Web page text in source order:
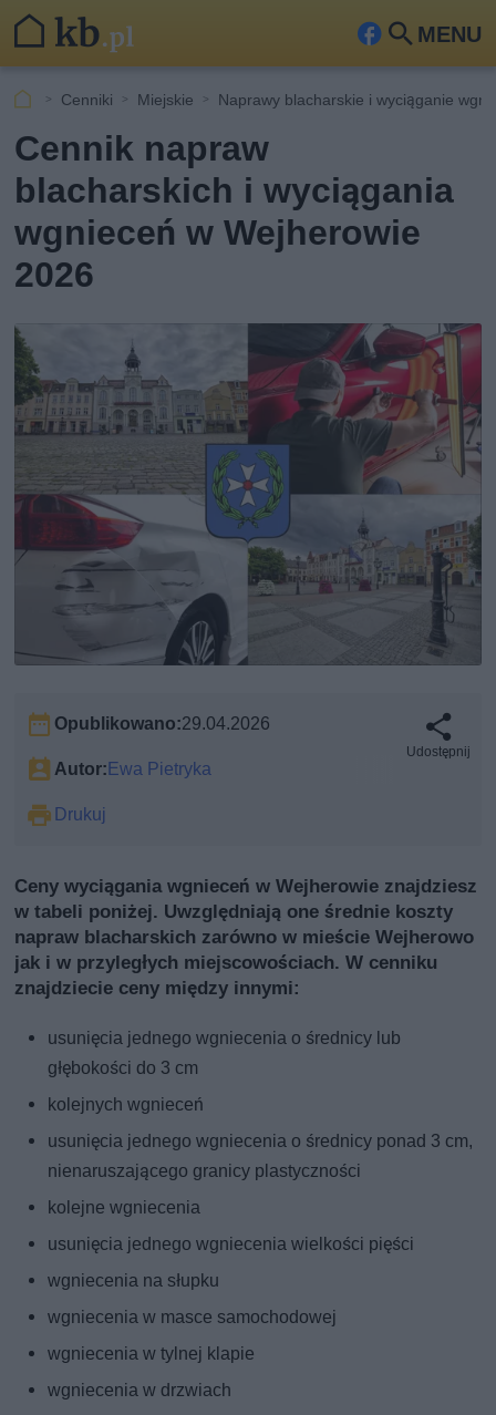
MENU
Fa
ook
Szu
kaj
Cenniki Miejskie Naprawy blacharskie i wyciąganie
Cennik napraw
blacharskich i wyciągania
wgnieceń w Wejherowie
2026
Opublikowano:29.04.2026
Autor: Ewa Pietryka
Drukuj
Udostępnij
Ceny wyciągania wgnieceń w Wejherowie znajdziesz
w tabeli poniżej. Uwzględniają one średnie koszty
napraw blacharskich zarówno w mieście Wejherowo
jak i w przyległych miejscowościach. W cenniku
znajdziecie ceny między innymi:
usunięcia jednego wgniecenia o średnicy lub
głębokości do 3 cm
kolejnych wgnieceń
usunięcia jednego wgniecenia o średnicy ponad 3 cm,
nienaruszającego granicy plastyczności
kolejne wgniecenia
usunięcia jednego wgniecenia wielkości pięści
wgniecenia na słupku
wgniecenia w masce samochodowej
wgniecenia w tylnej klapie
wgniecenia w drzwiach